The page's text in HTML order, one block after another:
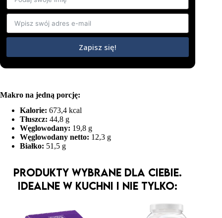
Zapisz się!
Makro na jedną porcję:
Kalorie: 673,4 kcal
Tłuszcz: 44,8 g
Węglowodany: 19,8 g
Węglowodany netto: 12,3 g
Białko: 51,5 g
Produkty wybrane dla Ciebie.
Idealne w kuchni i nie tylko: